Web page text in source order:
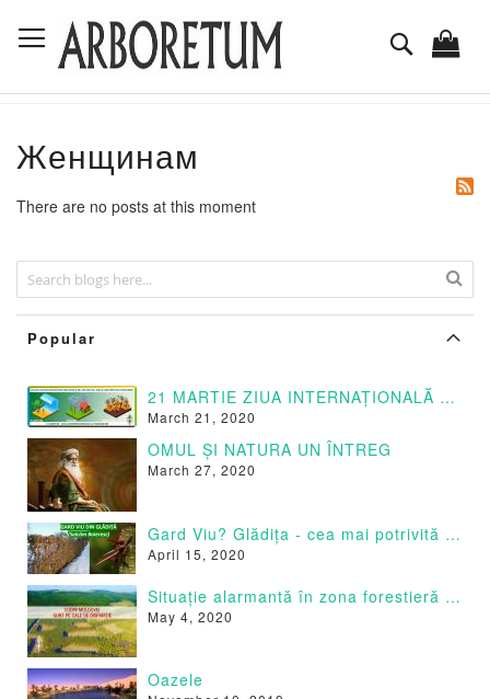
la
Continut
Cautare
Женщинам
There are no posts at this moment
Popular
21 MARTIE ZIUA INTERNAȚIONALĂ A PĂDURILOR
March 21, 2020
OMUL ȘI NATURA UN ÎNTREG
March 27, 2020
Gard Viu? Glădița - cea mai potrivită specie
April 15, 2020
Situație alarmantă în zona forestieră a Moldovei.
May 4, 2020
Oazele